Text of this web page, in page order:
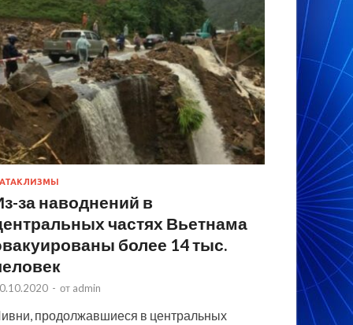
за наводнений в
частях Вьетнама
более 14 тыс.
- от admin
продолжавшиеся в центральных